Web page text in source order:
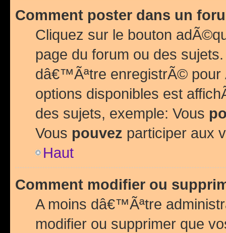
Comment poster dans un
Cliquez sur le bouton
page du forum ou des
dâ€™Ãªtre enregistrÃ©
options disponibles est
des sujets, exemple: Vous
Vous pouvez participer aux
Haut
Comment modifier ou
A moins dâ€™Ãªtre
modifier ou supprimer que